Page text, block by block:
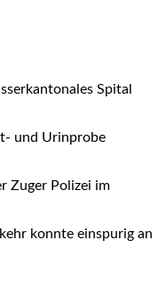
Spital
und Urinprobe
Zuger Polizei im
konnte einspurig an